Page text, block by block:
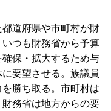
道府県や市町村が財
つも財務省から予算
保・拡大するため与
要望させる。族議員
勝ち取る。市町村は
務省は地方からの要